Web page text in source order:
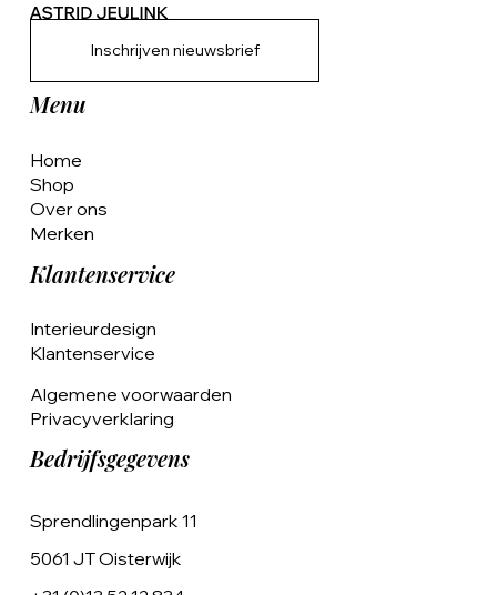
Inschrijven nieuwsbrief
Menu
Home
Shop
Over ons
Merken
Klantenservice
Interieurdesign
Klantenservice
Algemene voorwaarden
Privacyverklaring
Bedrijfsgegevens
Sprendlingenpark 11
5061 JT Oisterwijk